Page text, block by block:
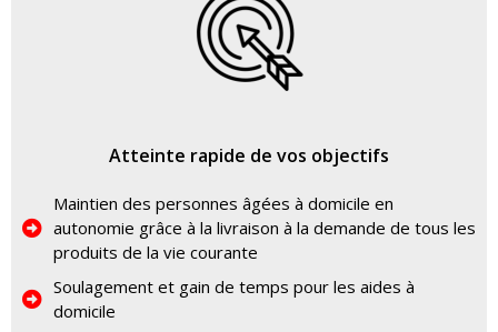
Atteinte rapide de vos objectifs
Maintien des personnes âgées à domicile en
autonomie grâce à la livraison à la demande de tous les
produits de la vie courante
Soulagement et gain de temps pour les aides à
domicile